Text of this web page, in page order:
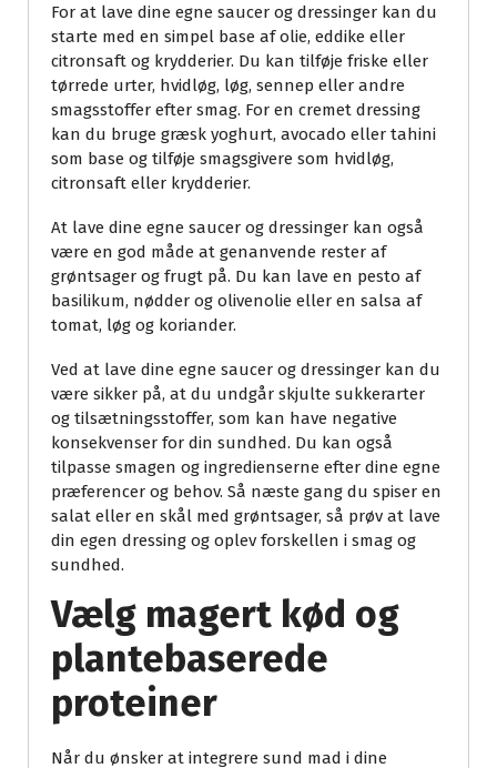
For at lave dine egne saucer og dressinger kan du
starte med en simpel base af olie, eddike eller
citronsaft og krydderier. Du kan tilføje friske eller
tørrede urter, hvidløg, løg, sennep eller andre
smagsstoffer efter smag. For en cremet dressing
kan du bruge græsk yoghurt, avocado eller tahini
som base og tilføje smagsgivere som hvidløg,
citronsaft eller krydderier.
At lave dine egne saucer og dressinger kan også
være en god måde at genanvende rester af
grøntsager og frugt på. Du kan lave en pesto af
basilikum, nødder og olivenolie eller en salsa af
tomat, løg og koriander.
Ved at lave dine egne saucer og dressinger kan du
være sikker på, at du undgår skjulte sukkerarter
og tilsætningsstoffer, som kan have negative
konsekvenser for din sundhed. Du kan også
tilpasse smagen og ingredienserne efter dine egne
præferencer og behov. Så næste gang du spiser en
salat eller en skål med grøntsager, så prøv at lave
din egen dressing og oplev forskellen i smag og
sundhed.
Vælg magert kød og
plantebaserede
proteiner
Når du ønsker at integrere sund mad i dine